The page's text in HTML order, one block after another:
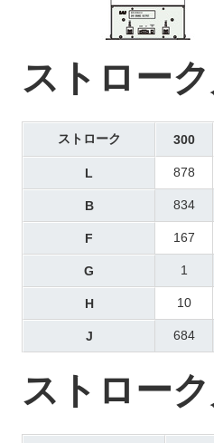
ストロー
ストローク 300
L 878
B 834
F 167
G 1
H 10
J 684
ストロー